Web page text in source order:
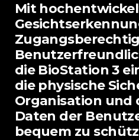
Mit
die BioStation 3
die physische
Organisation und
Daten der
bequem zu